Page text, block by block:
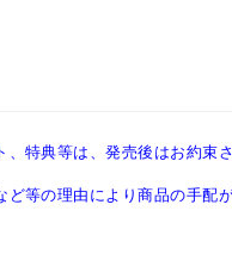
特典等は、発売後はお約束
等の理由により商品の手配